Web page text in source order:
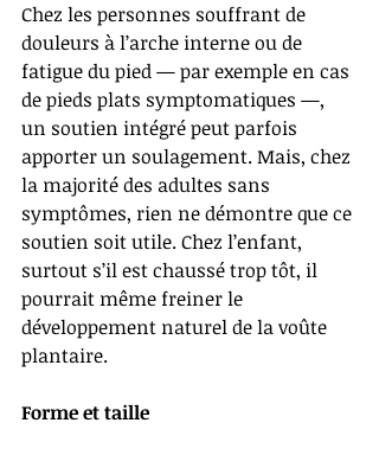
Chez les personnes souffrant de
douleurs à l’arche interne ou de
fatigue du pied — par exemple en cas
de pieds plats symptomatiques —,
un soutien intégré peut parfois
apporter un soulagement. Mais, chez
la majorité des adultes sans
symptômes, rien ne démontre que ce
soutien soit utile. Chez l’enfant,
surtout s’il est chaussé trop tôt, il
pourrait même freiner le
développement naturel de la voûte
plantaire.
Forme et taille